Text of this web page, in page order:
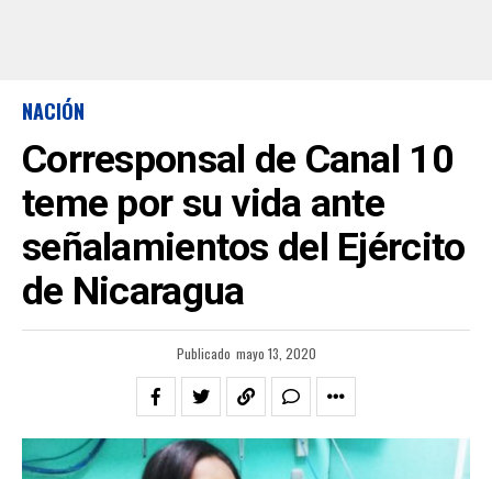
NACIÓN
Corresponsal de Canal 10
teme por su vida ante
señalamientos del Ejército
de Nicaragua
Publicado mayo 13, 2020